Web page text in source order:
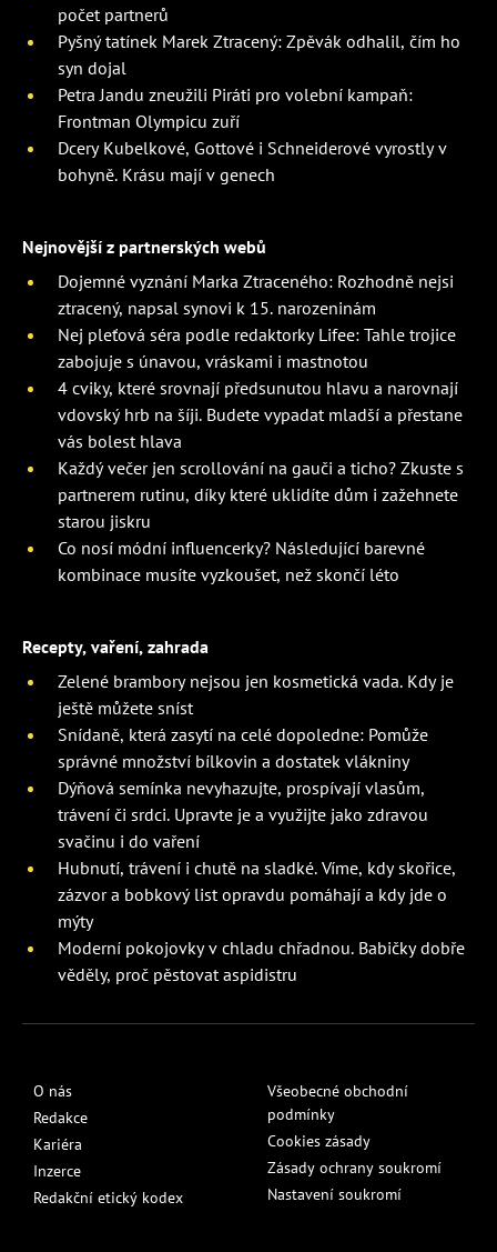
počet partnerů
Pyšný tatínek Marek Ztracený: Zpěvák odhalil, čím ho
syn dojal
Petra Jandu zneužili Piráti pro volební kampaň:
Frontman Olympicu zuří
Dcery Kubelkové, Gottové i Schneiderové vyrostly v
bohyně. Krásu mají v genech
Nejnovější z partnerských webů
Dojemné vyznání Marka Ztraceného: Rozhodně nejsi
ztracený, napsal synovi k 15. narozeninám
Nej pleťová séra podle redaktorky Lifee: Tahle trojice
zabojuje s únavou, vráskami i mastnotou
4 cviky, které srovnají předsunutou hlavu a narovnají
vdovský hrb na šíji. Budete vypadat mladší a přestane
vás bolest hlava
Každý večer jen scrollování na gauči a ticho? Zkuste s
partnerem rutinu, díky které uklidíte dům i zažehnete
starou jiskru
Co nosí módní influencerky? Následující barevné
kombinace musíte vyzkoušet, než skončí léto
Recepty, vaření, zahrada
Zelené brambory nejsou jen kosmetická vada. Kdy je
ještě můžete sníst
Snídaně, která zasytí na celé dopoledne: Pomůže
správné množství bílkovin a dostatek vlákniny
Dýňová semínka nevyhazujte, prospívají vlasům,
trávení či srdci. Upravte je a využijte jako zdravou
svačinu i do vaření
Hubnutí, trávení i chutě na sladké. Víme, kdy skořice,
zázvor a bobkový list opravdu pomáhají a kdy jde o
mýty
Moderní pokojovky v chladu chřadnou. Babičky dobře
věděly, proč pěstovat aspidistru
O nás
Redakce
Kariéra
Inzerce
Redakční etický kodex
Všeobecné obchodní
podmínky
Cookies zásady
Zásady ochrany soukromí
Nastavení soukromí